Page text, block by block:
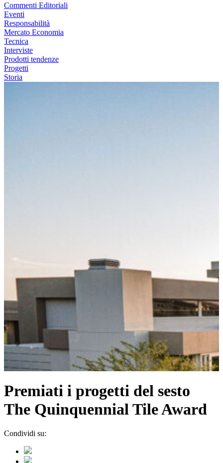
Commenti Editoriali
Eventi
Responsabilità
Mercato Economia
Tecnica
Interviste
Prodotti tendenze
Progetti
Storia
Premiati i progetti del sesto
The Quinquennial Tile Award
Condividi su: